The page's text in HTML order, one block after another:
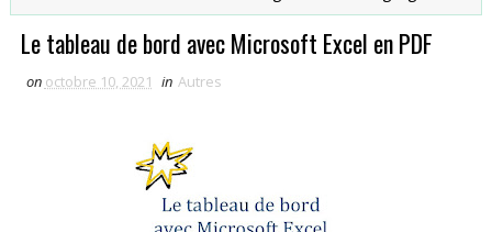
Le tableau de bord avec Microsoft Excel en PDF
on octobre 10, 2021 in Autres